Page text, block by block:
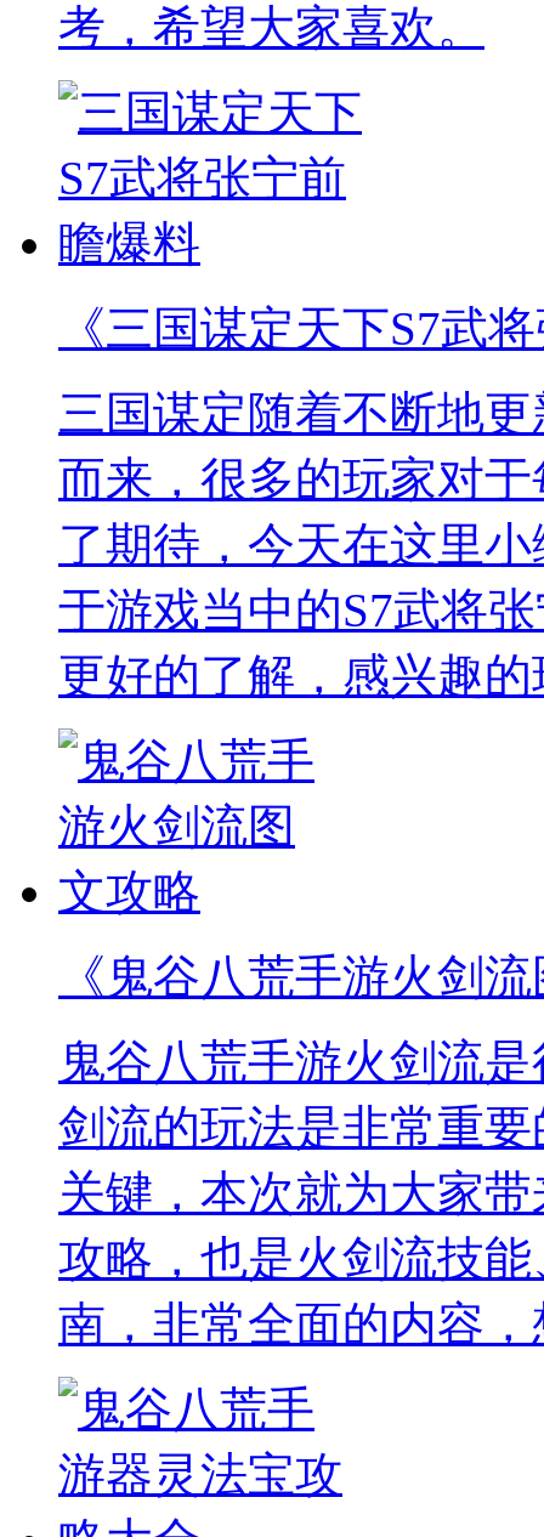
考，希望大家喜欢。
《三国谋定天下S7武
三国谋定随着不断地
而来，很多的玩家对
了期待，今天在这里
于游戏当中的S7武将
更好的了解，感兴趣
《鬼谷八荒手游火剑
鬼谷八荒手游火剑流
剑流的玩法是非常重
关键，本次就为大家
攻略，也是火剑流技
南，非常全面的内容